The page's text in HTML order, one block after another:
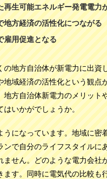
生可能エネルギー発電電力
地方経済の活性化につながる
雇用促進となる
地方自治体が新電力に出資
域経済の活性化という観点
方自治体新電力のメリット
はいかがでしょうか。
になっています。地域に密
で自分のライフスタイルに
せん。どのような電力会社
す。同時に電気代の比較も